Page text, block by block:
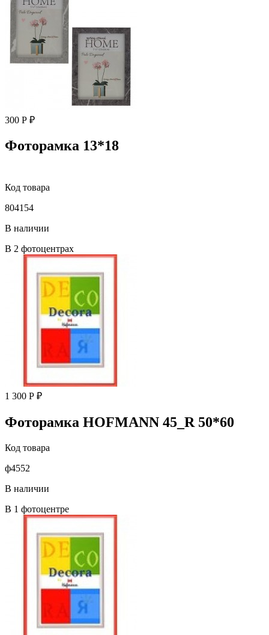
300 Р ₽
Фоторамка 13*18
Код товара
804154
В наличии
В 2 фотоцентрах
1 300 Р ₽
Фоторамка HOFMANN 45_R 50*60
Код товара
ф4552
В наличии
В 1 фотоцентре